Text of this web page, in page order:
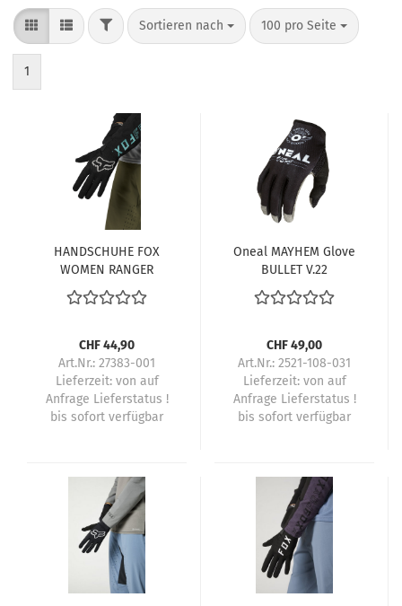
FILTERSortieren nach
Sortieren nach 100 pro Seite
pro Seite
1
HANDSCHUHE FOX
WOMEN RANGER
SCHWARZ
CHF 44,90
Art.Nr.: 27383-001
Lieferzeit: von auf
Anfrage Lieferstatus !
bis sofort verfügbar
Oneal MAYHEM Glove
BULLET V.22
black/white
CHF 49,00
Art.Nr.: 2521-108-031
Lieferzeit: von auf
Anfrage Lieferstatus !
bis sofort verfügbar